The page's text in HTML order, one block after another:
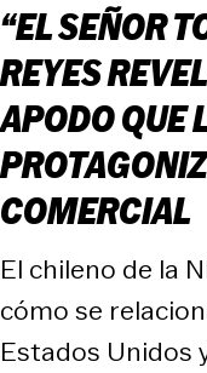
“EL SEÑOR
REYES
APODO QUE
COMERCIAL
El chileno de la
cómo se
Estados Unidos